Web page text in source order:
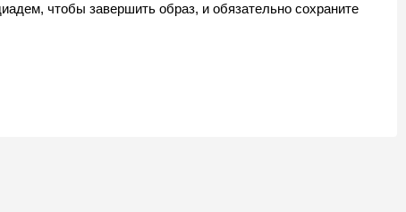
чтобы завершить образ, и обязательно сохраните